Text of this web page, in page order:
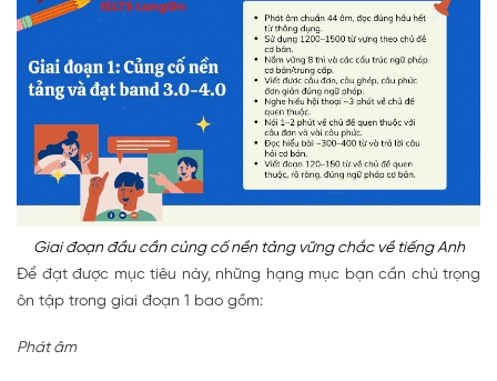
Giai đoạn đầu cần củng cố nền tảng vững chắc về tiếng Anh
Để đạt được mục tiêu này, những hạng mục bạn cần chú trọng
ôn tập trong giai đoạn 1 bao gồm:
Phát âm